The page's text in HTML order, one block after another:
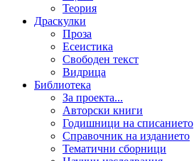
Теория
Драскулки
Проза
Есеистика
Свободен текст
Видрица
Библиотека
За проекта...
Авторски книги
Годишници на списанието
Справочник на изданието
Тематични сборници